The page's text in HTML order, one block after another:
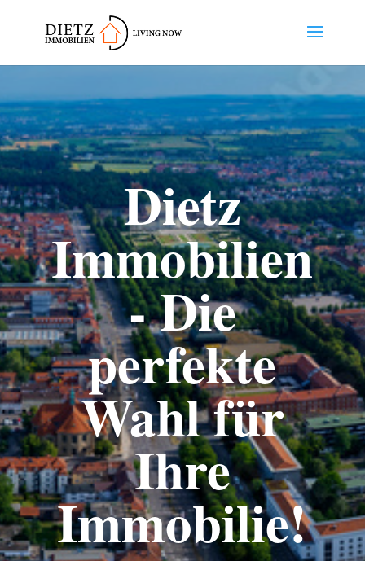
Dietz
Immobilien
- Die
perfekte
Wahl für
Ihre
Immobilie!